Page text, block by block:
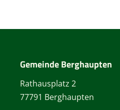
Gemeinde Berghaupten
Rathausplatz 2
77791 Berghaupten